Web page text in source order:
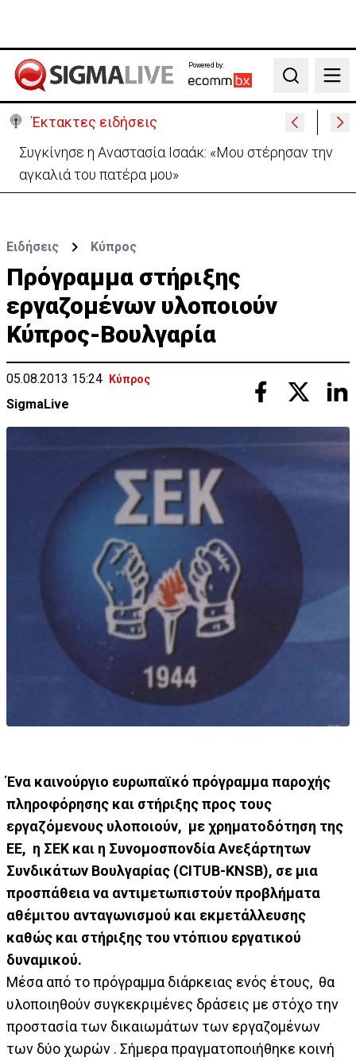
Powered by:
Search
Έκτακτες ειδήσεις
Μεγάλο πακέτο όπλων από Τουρκία προς Ουκρανία
-Κίνηση με μήνυμα προς Μόσχα;
Ειδήσεις Κύπρος
Πρόγραμμα στήριξης
εργαζομένων υλοποιούν
Κύπρος-Βουλγαρία
05.08.2013 15:24 Κύπρος
SigmaLive
Ένα καινούργιο ευρωπαϊκό πρόγραμμα παροχής
πληροφόρησης και στήριξης προς τους
εργαζόμενους υλοποιούν, με χρηματοδότηση της
ΕΕ, η ΣΕΚ και η Συνομοσπονδία Ανεξάρτητων
Συνδικάτων Βουλγαρίας (CITUB-KNSB), σε μια
προσπάθεια να αντιμετωπιστούν προβλήματα
αθέμιτου ανταγωνισμού και εκμετάλλευσης
καθώς και στήριξης του ντόπιου εργατικού
δυναμικού.
Μέσα από το πρόγραμμα διάρκειας ενός έτους, θα
υλοποιηθούν συγκεκριμένες δράσεις με στόχο την
προστασία των δικαιωμάτων των εργαζομένων
των δύο χωρών . Σήμερα πραγματοποιήθηκε κοινή